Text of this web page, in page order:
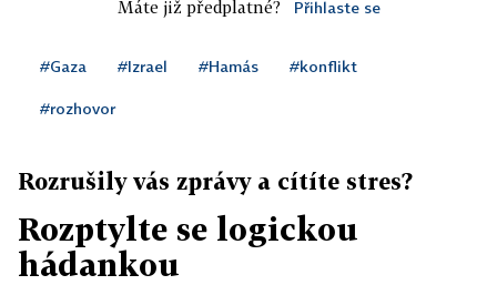
Máte již předplatné? Přihlaste se
#Gaza #Izrael #Hamás #konflikt
#rozhovor
Rozrušily vás zprávy a cítíte stres?
Rozptylte se logickou
hádankou